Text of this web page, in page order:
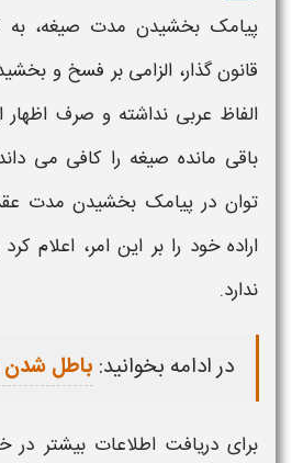
پیامک بخشیدن مدت صیغه، به
قانون گذار، الزامی بر فسخ و
الفاظ عربی نداشته و صرف اظهار
باقی مانده صیغه را کافی می
توان در پیامک بخشیدن مدت
اراده خود را بر این امر،
ندارد.
در ادامه بخوانید: باطل
برای دریافت اطلاعات بیشتر